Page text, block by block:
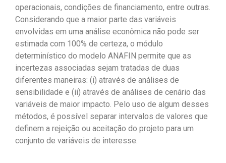
operacionais, condições de financiamento, entre outras.
Considerando que a maior parte das variáveis
envolvidas em uma análise econômica não pode ser
estimada com 100% de certeza, o módulo
determinístico do modelo ANAFIN permite que as
incertezas associadas sejam tratadas de duas
diferentes maneiras: (i) através de análises de
sensibilidade e (ii) através de análises de cenário das
variáveis de maior impacto. Pelo uso de algum desses
métodos, é possível separar intervalos de valores que
definem a rejeição ou aceitação do projeto para um
conjunto de variáveis de interesse.